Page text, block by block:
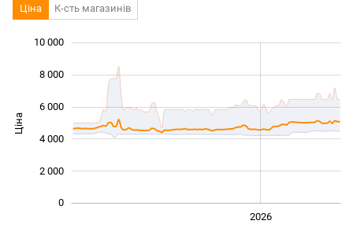
Ціна К-сть магазинів
Ціна
0
2 000
4 000
6 000
8 000
10 000
2026